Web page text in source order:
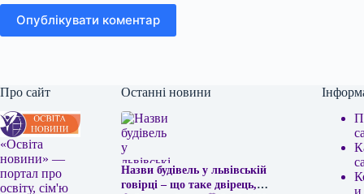
Опублікувати коментар
Про сайт
«Освіта
новини» —
портал про
освіту, сім'ю
Останні новини
Назви будівель у львівській
говірці – що таке двірець,